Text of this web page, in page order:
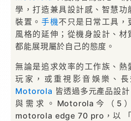
學，打造兼具設計感、智慧功
裝置。 手機不只是日常工具，
風格的延伸；從機身設計、材
都能展現屬於自己的態度。
無論是追求效率的工作族、熱
玩家，或重視影音娛樂、長
Motorola 皆透過多元產品設
與需求。Motorola今（5
motorola edge 70 pro，以